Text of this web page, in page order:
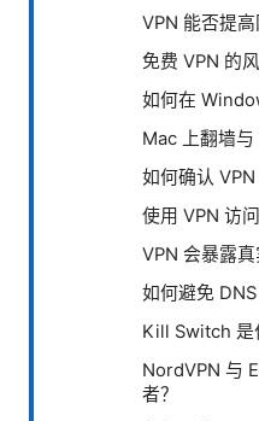
VPN 能否提高
免费 VPN 的
如何在
Mac 上翻墙与
如何确认 VPN
使用 VPN 访
VPN 会暴露真
如何避免 DNS
Kill Switch 是
NordVPN 与
者？